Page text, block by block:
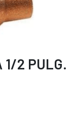
1/2 PULG.